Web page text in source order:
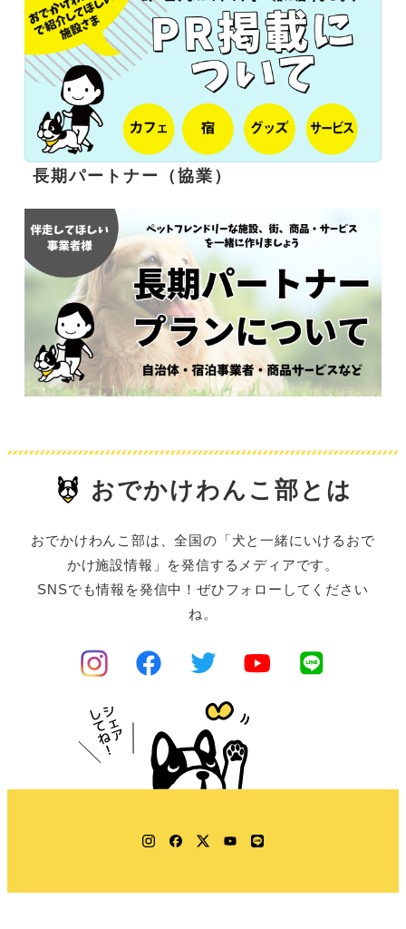
長期パートナー（協業）
おでかけわんこ部とは
おでかけわんこ部は、全国の「犬と一緒にいけるおで
かけ施設情報」を発信するメディアです。
SNSでも情報を発信中！ぜひフォローしてください
ね。
Instagram
Facebook
TwitterYouTube
LINE